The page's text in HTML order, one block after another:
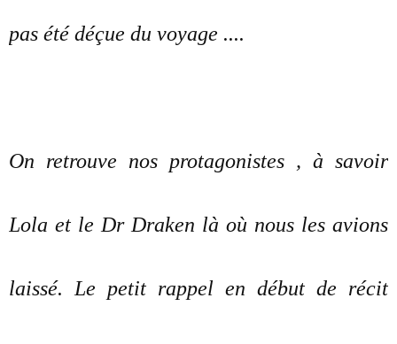
pas été déçue du voyage ....
On retrouve nos protagonistes , à savoir
Lola et le Dr Draken là où nous les avions
laissé. Le petit rappel en début de récit